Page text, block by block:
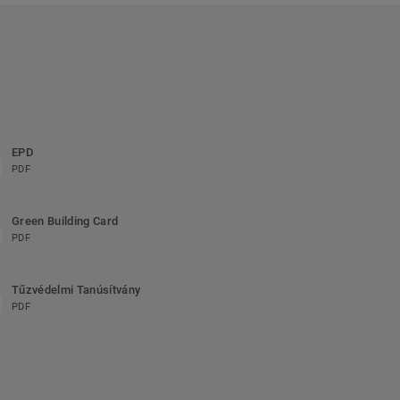
EPD
PDF
Green Building Card
PDF
Tűzvédelmi Tanúsítvány
PDF